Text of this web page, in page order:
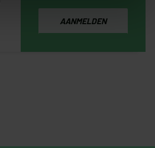
AANMELDEN